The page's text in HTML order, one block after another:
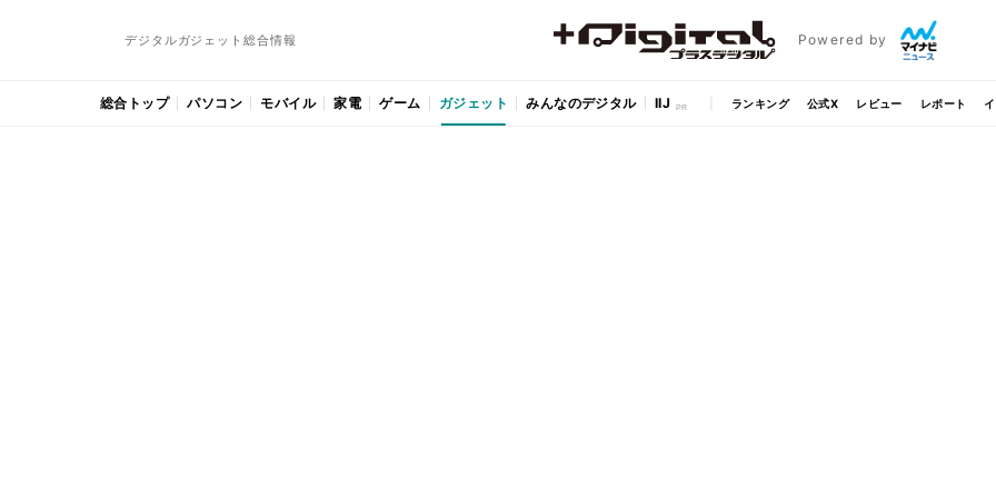
デジタルガジェット総合情報 Powered by
総合トップ パソコン モバイル 家電 ゲーム ガジェット みんなのデジタル IIJ ランキング 公式X レビュー レポート